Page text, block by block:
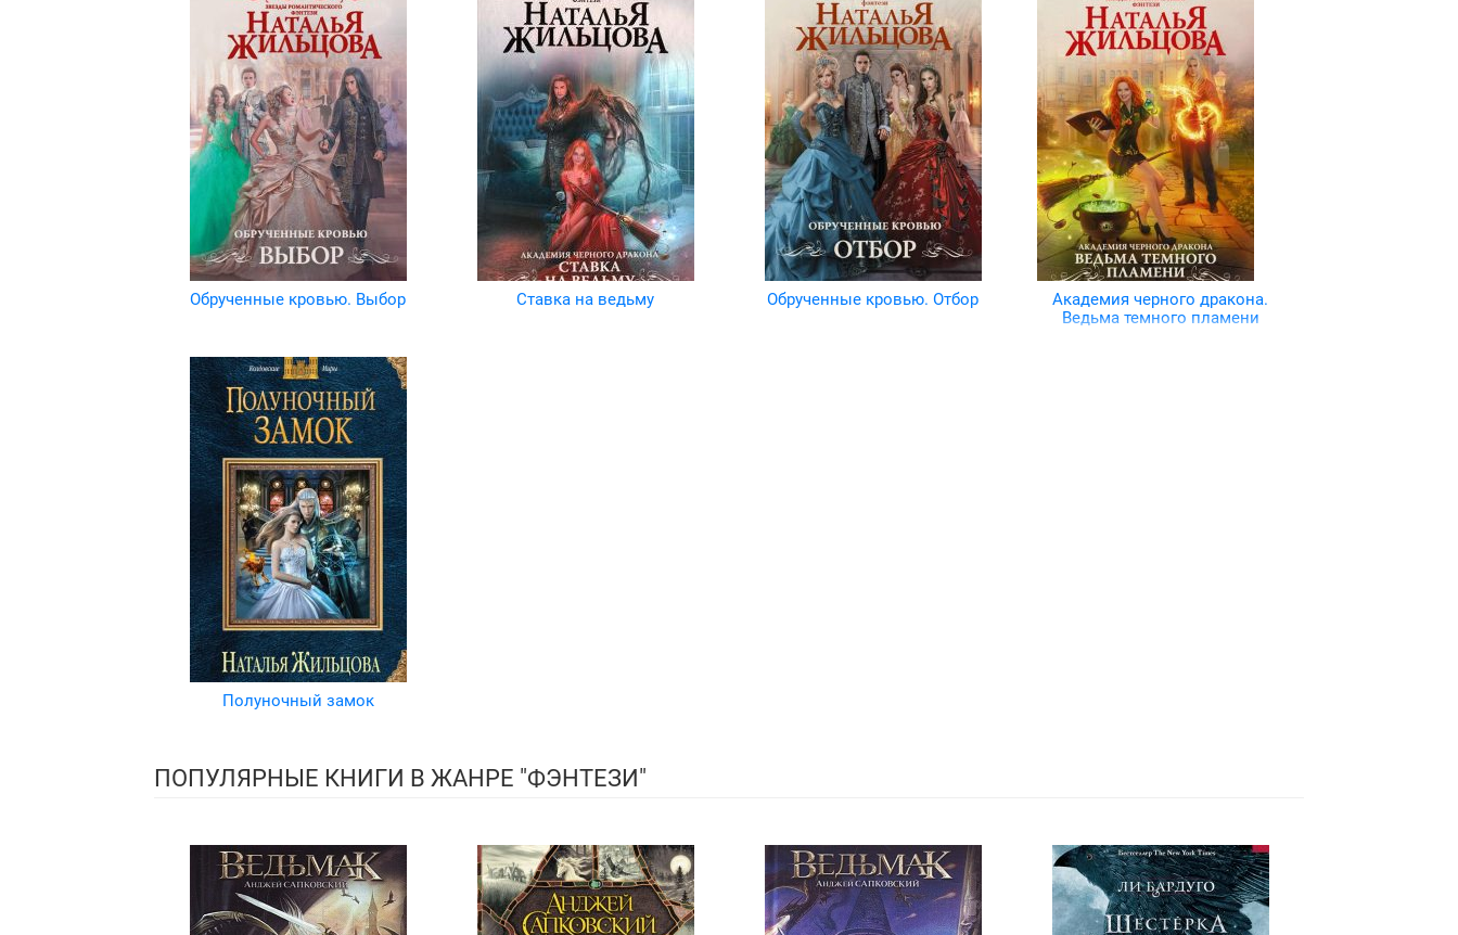
Обрученные кровью. Выбор Ставка на ведьму Обрученные кровью. Отбор
Академия черного дракона.
Ведьма темного пламени
Полуночный замок
ПОПУЛЯРНЫЕ КНИГИ В ЖАНРЕ "ФЭНТЕЗИ"